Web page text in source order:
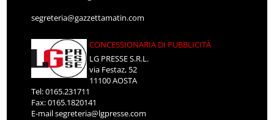
segreteria@gazzettamatin.com
CONCESSIONARIA DI PUBBLICITÀ
LG PRESSE S.R.L.
via Festaz, 52
11100 AOSTA
Tel: 0165.231711
Fax: 0165.1820141
E-mailsegreteria@lgpresse.com